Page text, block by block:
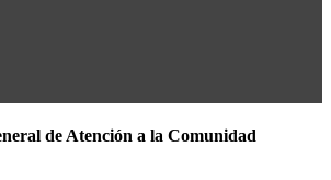
de Atención a la Comunidad